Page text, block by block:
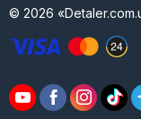
© 2026